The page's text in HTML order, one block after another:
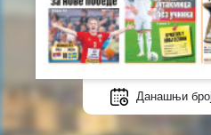
Данашњи број